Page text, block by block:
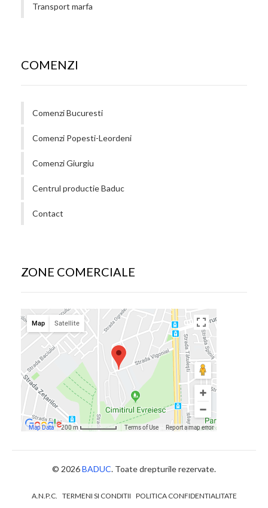
Transport marfa
COMENZI
Comenzi Bucuresti
Comenzi Popesti-Leordeni
Comenzi Giurgiu
Centrul productie Baduc
Contact
ZONE COMERCIALE
© 2026BADUC. Toate drepturile rezervate.
A.N.P.C. TERMENI SI CONDITII POLITICA CONFIDENTIALITATE